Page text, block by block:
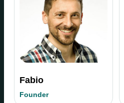
Fabio
Founder